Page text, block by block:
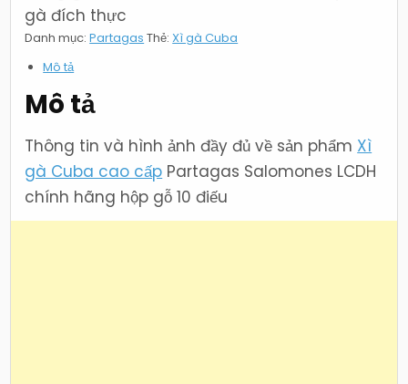
gà đích thực
Danh mục:Partagas Thẻ:Xì gà Cuba
Mô tả
Mô tả
Thông tin và hình ảnh đầy đủ về sản phẩm Xì
gà Cuba cao cấp Partagas Salomones LCDH
chính hãng hộp gỗ 10 điếu